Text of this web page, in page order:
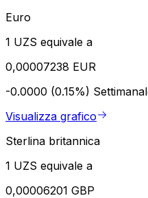
Euro
1 UZS equivale a
0,00007238 EUR
-0.0000 (0.15%)
Visualizza grafico
Sterlina britannica
1 UZS equivale a
0,00006201 GBP